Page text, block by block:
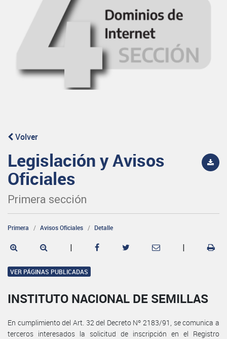
Volver
Legislación y Avisos
Oficiales
Primera sección
Primera Avisos Oficiales Detalle
| |
VER PÁGINAS PUBLICADAS
INSTITUTO NACIONAL DE SEMILLAS
En cumplimiento del Art. 32 del Decreto Nº 2183/91, se comunica a
terceros interesados la solicitud de inscripción en el Registro